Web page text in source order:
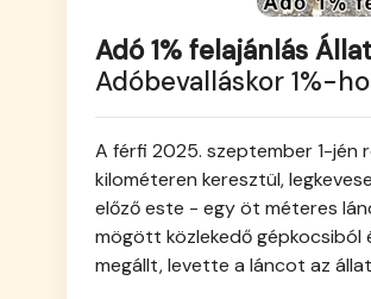
Adó 1% felajánlás
Adóbevalláskor 1%-
A férfi 2025. szeptember 1-jén
kilométeren keresztül,
előző este - egy öt méteres
mögött közlekedő gépkocsiból
megállt, levette a láncot az